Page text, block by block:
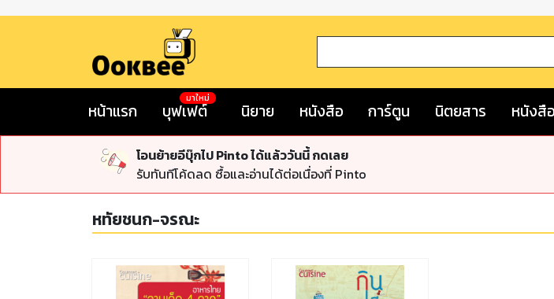
หน้าแรก บุฟเฟต์
มาใหม่
นิยาย หนังสือ การ์ตูน นิตยสาร หนังสื
โอนย้ายอีบุ๊กไป Pinto ได้แล้ววันนี้ กดเลย
รับทันทีโค้ดลด ซื้อและอ่านได้ต่อเนื่องที่ Pinto
หทัยชนก-จรณะ